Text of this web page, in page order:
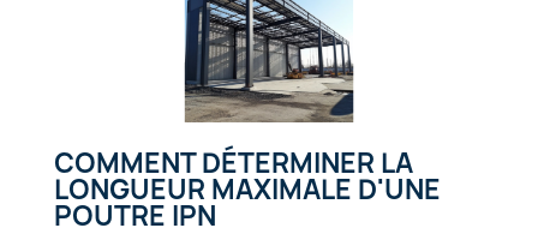
COMMENT DÉTERMINER LA
LONGUEUR MAXIMALE D'UNE
POUTRE IPN